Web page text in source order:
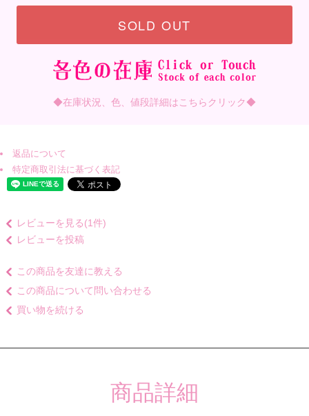
SOLD OUT
◆在庫状況、色、値段詳細はこちらクリック◆
返品について
特定商取引法に基づく表記
レビューを見る(1件)
レビューを投稿
この商品を友達に教える
この商品について問い合わせる
買い物を続ける
商品詳細